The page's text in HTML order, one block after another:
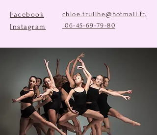
Facebook
Instagram
chloe.truilhe@hotmail.fr.
06-45-69-79-80